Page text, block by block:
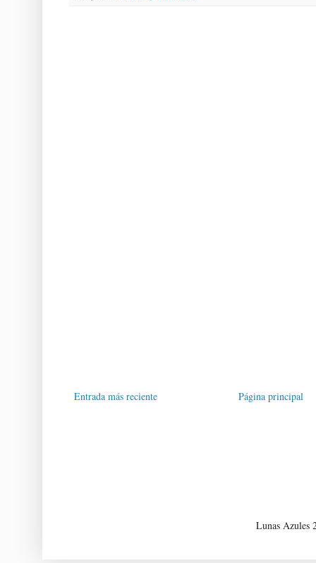
Entrada más reciente Página principal
Lunas Azules